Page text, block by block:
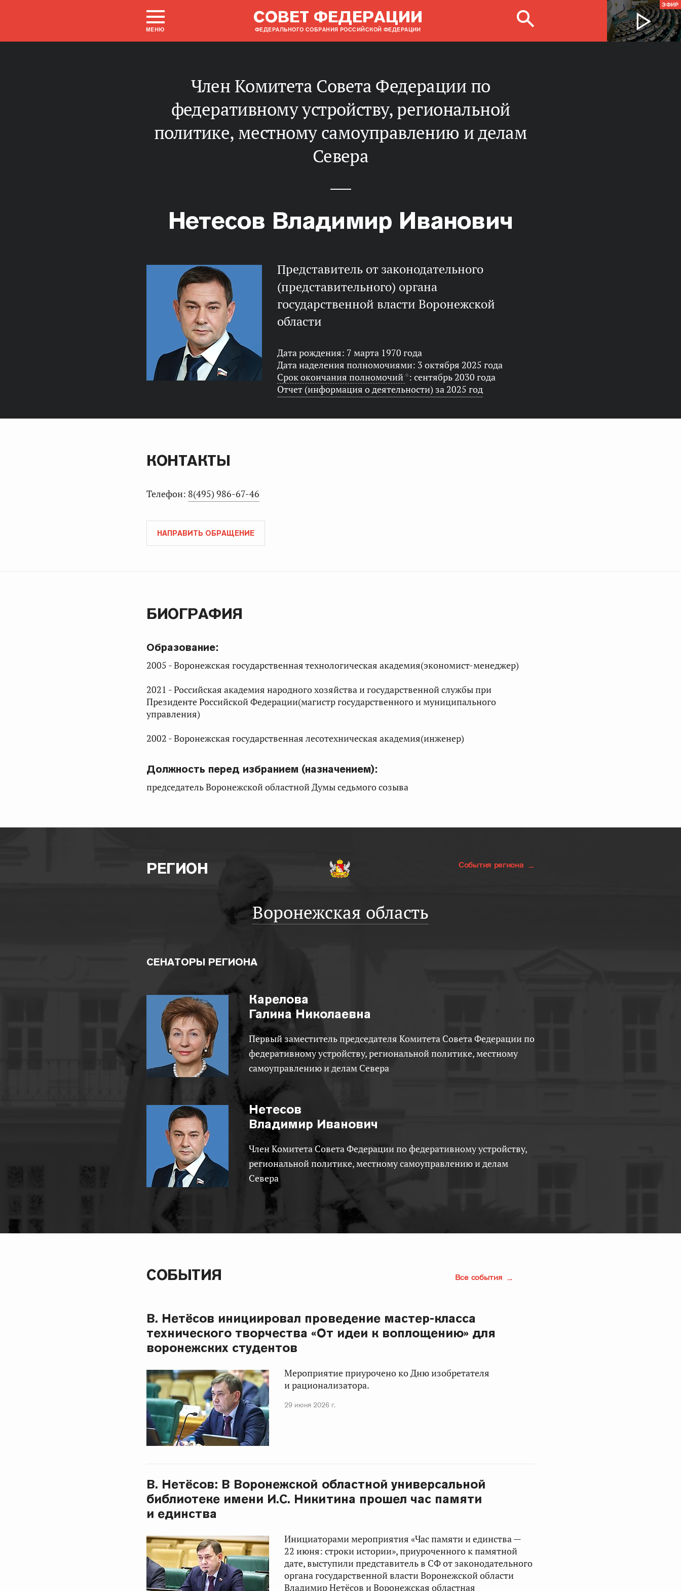
МЕНЮ
СОВЕТ ФЕДЕРАЦИИ
ФЕДЕРАЛЬНОГО СОБРАНИЯ РОССИЙСКОЙ ФЕДЕРАЦИИ
ЭФИР
Член Комитета Совета Федерации по
федеративному устройству, региональной
политике, местному самоуправлению и делам
Севера
Нетесов Владимир Иванович
представитель от законодательного
(представительного) органа
государственной власти Воронежской
области
Дата рождения: 7 марта 1970 года
Дата наделения полномочиями: 3 октября 2025 года
Срок окончания полномочий*: сентябрь 2030 года
Отчет (информация о деятельности) за 2025 год
КОНТАКТЫ
Телефон: 8(495) 986-67-46
НАПРАВИТЬ ОБРАЩЕНИЕ
БИОГРАФИЯ
Образование:
2005 - Воронежская государственная технологическая академия(экономист-менеджер)
2021 - Российская академия народного хозяйства и государственной службы при
Президенте Российской Федерации(магистр государственного и муниципального
управления)
2002 - Воронежская государственная лесотехническая академия(инженер)
Должность перед избранием (назначением):
председатель Воронежской областной Думы седьмого созыва
РЕГИОН События региона
Воронежская область
СЕНАТОРЫ РЕГИОНА
Карелова
Галина Николаевна
Первый заместитель председателя Комитета Совета Федерации по
федеративному устройству, региональной политике, местному
самоуправлению и делам Севера
Нетесов
Владимир Иванович
Член Комитета Совета Федерации по федеративному устройству,
региональной политике, местному самоуправлению и делам
Севера
СОБЫТИЯ Все события
В. Нетёсов инициировал проведение мастер-класса
технического творчества «От идеи к воплощению» для
воронежских студентов
Мероприятие приурочено ко Дню изобретателя
и рационализатора.
29 июня 2026 г.
В. Нетёсов: В Воронежской областной универсальной
библиотеке имени И.С. Никитина прошел час памяти
и единства
Инициаторами мероприятия «Час памяти и единства —
22 июня: строки истории», приуроченного к памятной
дате, выступили представитель в СФ от законодательного
органа государственной власти Воронежской области
Владимир Нетёсов и Воронежская областная